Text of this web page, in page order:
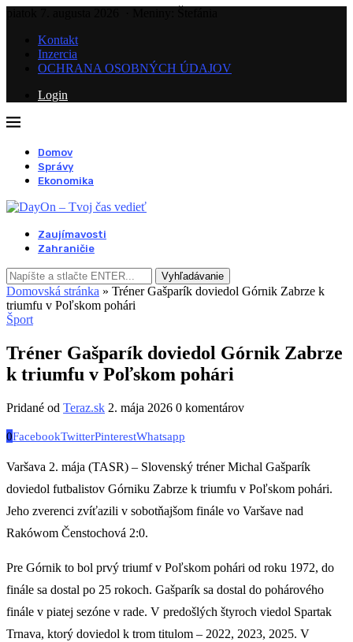
Kontakt
Inzercia
OCHRANA OSOBNÝCH ÚDAJOV
Login
Domov
Správy
Ekonomika
Zaujímavosti
Zahraničie
Vyhľadávanie
Domovská stránka » Tréner Gašparík doviedol Górnik Zabrze k
triumfu v Poľskom pohári
Šport
Tréner Gašparík doviedol Górnik Zabrze
k triumfu v Poľskom pohári
Pridané od Teraz.sk 2. mája 2026 0 komentárov
0FacebookTwitterPinterestWhatsapp
Varšava 2. mája (TASR) – Slovenský tréner Michal Gašparík
doviedol futbalistov Górniku Zabrze k triumfu v Poľskom pohári.
Jeho zverenci zvíťazili v sobotňajšom finále vo Varšave nad
Rakówom Čenstochová 2:0.
Pre Górnik to bol prvý triumf v Poľskom pohári od roku 1972, do
finále sa dostal po 25 rokoch. Gašparík sa dostal do pohárového
finále v piatej sezóne v rade. V predošlých štyroch viedol Spartak
Trnava, ktorý doviedol k trom titulom – 2022, 2023, 2025. V